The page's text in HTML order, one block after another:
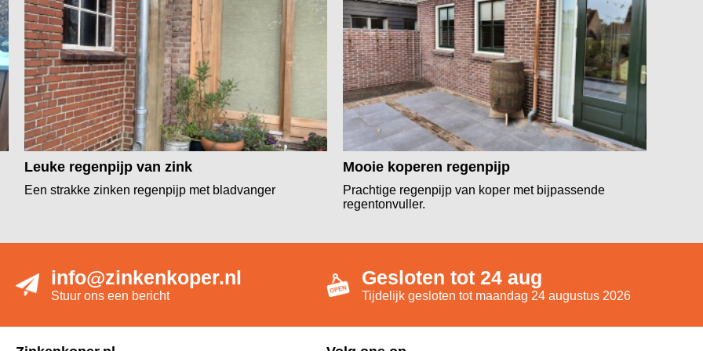
Leuke regenpijp van zink
Een strakke zinken regenpijp met bladvanger
Mooie koperen regenpijp
Prachtige regenpijp van koper met bijpassende
regentonvuller.
info@zinkenkoper.nl
Stuur ons een bericht
Gesloten tot 24 aug
Tijdelijk gesloten tot maandag 24 augustus 2026